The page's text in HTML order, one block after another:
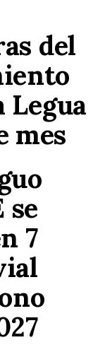
del
Legua
mes
se
7